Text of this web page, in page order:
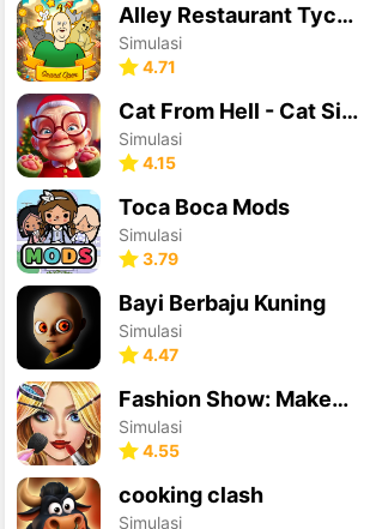
Alley Restaurant Tycoon
Simulasi
4.71
Cat From Hell - Cat Simulator
Simulasi
4.15
Toca Boca Mods
Simulasi
3.79
Bayi Berbaju Kuning
Simulasi
4.47
Fashion Show: Makeup, Dress Up
Simulasi
4.55
cooking clash
Simulasi